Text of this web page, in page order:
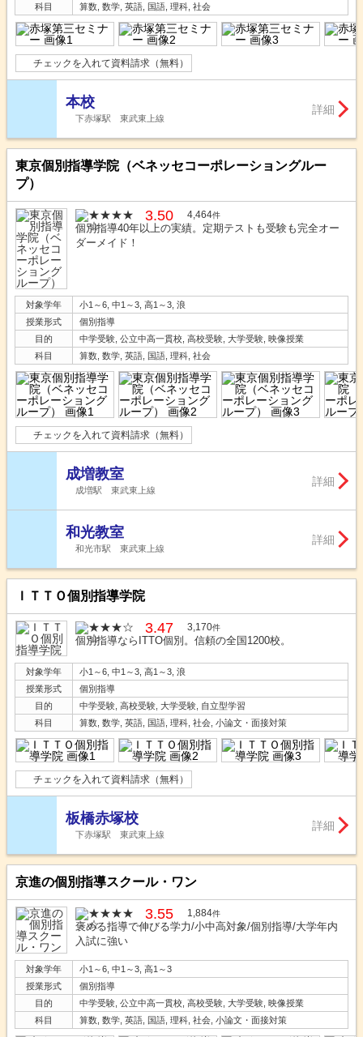
科目
算数, 数学, 英語, 国語, 理科, 社会
チェックを入れて資料請求（無料）
本校
下赤塚駅 東武東上線
詳細
東京個別指導学院（ベネッセコーポレーショングルー
プ）
3.50 4,464件
個別指導40年以上の実績。定期テストも受験も完全オー
ダーメイド！
対象学年
小1～6, 中1～3, 高1～3, 浪
授業形式
個別指導
目的
中学受験, 公立中高一貫校, 高校受験, 大学受験, 映像授業
科目
算数, 数学, 英語, 国語, 理科, 社会
チェックを入れて資料請求（無料）
成増教室
成増駅 東武東上線
詳細
和光教室
和光市駅 東武東上線
詳細
ＩＴＴＯ個別指導学院
3.47 3,170件
個別指導ならITTO個別。信頼の全国1200校。
対象学年
小1～6, 中1～3, 高1～3, 浪
授業形式
個別指導
目的
中学受験, 高校受験, 大学受験, 自立型学習
科目
算数, 数学, 英語, 国語, 理科, 社会, 小論文・面接対策
チェックを入れて資料請求（無料）
板橋赤塚校
下赤塚駅 東武東上線
詳細
京進の個別指導スクール・ワン
3.55 1,884件
褒める指導で伸びる学力/小中高対象/個別指導/大学年内
入試に強い
対象学年
小1～6, 中1～3, 高1～3
授業形式
個別指導
目的
中学受験, 公立中高一貫校, 高校受験, 大学受験, 映像授業
科目
算数, 数学, 英語, 国語, 理科, 社会, 小論文・面接対策